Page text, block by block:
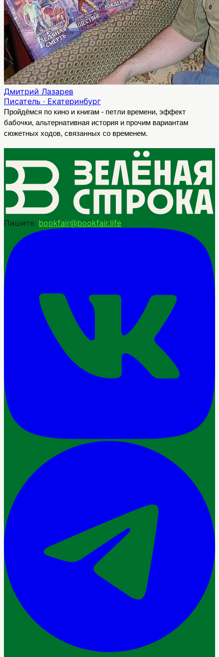
Дмитрий Лазарев
Писатель · Екатеринбург
Пройдёмся по кино и книгам - петли времени, эффект
бабочки, альтернативная история и прочим вариантам
сюжетных ходов, связанных со временем.
Пишите: bookfair@bookfair.life